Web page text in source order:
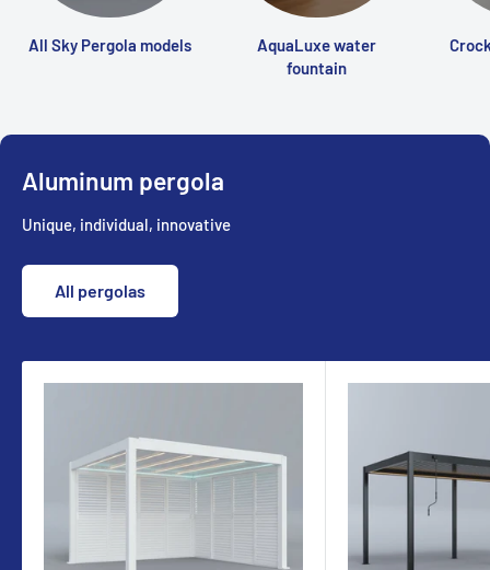
All Sky Pergola models
AquaLuxe water
fountain
Aluminum pergola
Unique, individual, innovative
All pergolas